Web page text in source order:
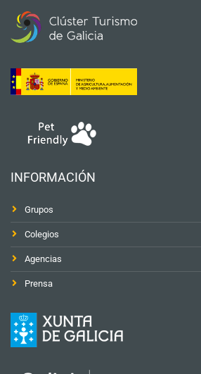
INFORMACIÓN
Grupos
Colegios
Agencias
Prensa